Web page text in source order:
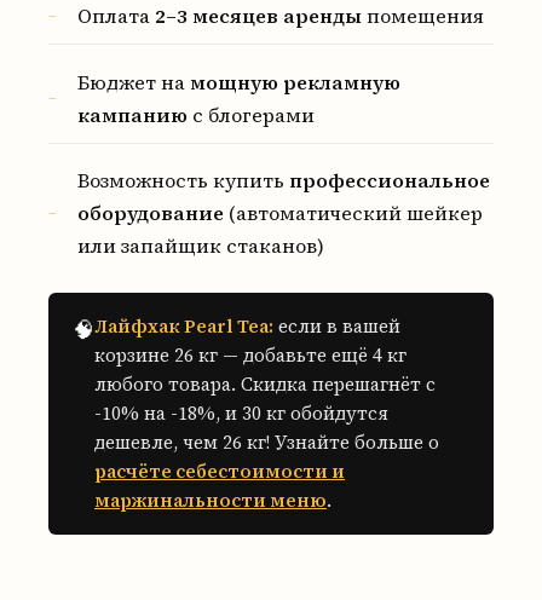
Оплата 2–3 месяцев арендыпомещения
Бюджет намощную рекламную
кампанию с блогерами
Возможность купить профессиональное
оборудование (автоматический шейкер
или запайщик стаканов)
🧠Лайфхак Pearl Tea: если в вашей
корзине 26 кг — добавьте ещё 4 кг
любого товара. Скидка перешагнёт с
-10% на -18%, и 30 кг обойдутся
дешевле, чем 26 кг! Узнайте больше о
расчёте себестоимости и
маржинальности меню.